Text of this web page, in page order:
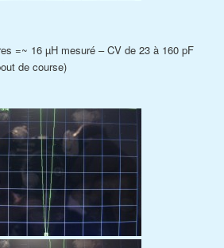
=~ 16 µH mesuré – CV de 23 à 160 pF
de course)